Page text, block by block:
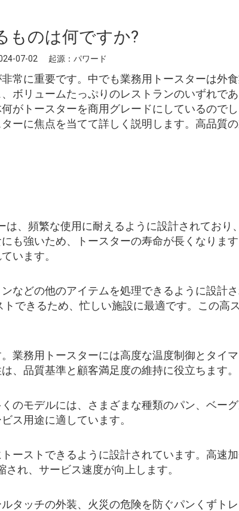
ものは何ですか?
07-02 起源： パワード
常に重要です。中でも業務用トースターは外
ボリュームたっぷりのレストランのいずれで
がトースターを商用グレードにしているので
ーに焦点を当てて詳しく説明します。高品質
は、頻繁な使用に耐えるように設計されており
も強いため、トースターの寿命が長くなりま
います。
などの他のアイテムを処理できるように設計
できるため、忙しい施設に最適です。この高
業務用トースターには高度な温度制御とタイ
、品質基準と顧客満足度の維持に役立ちます。
のモデルには、さまざまな種類のパン、ベー
ス用途に適しています。
ーストできるように設計されています。高速
れ、サービス速度が向上します。
タッチの外装、火災の危険を防ぐパンくずト